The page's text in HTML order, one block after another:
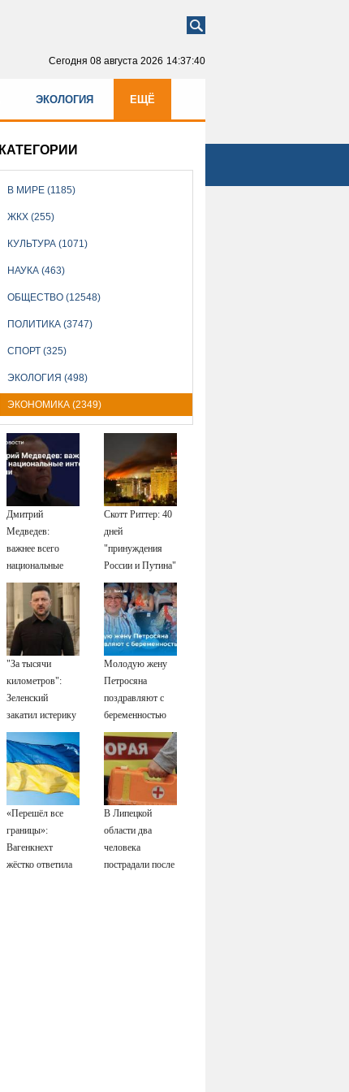
Сегодня 08 августа 2026 14:37:41
ЭКОЛОГИЯ ЕЩЁ
КАТЕГОРИИ
В МИРЕ (1185)
ЖКХ (255)
КУЛЬТУРА (1071)
НАУКА (463)
ОБЩЕСТВО (12548)
ПОЛИТИКА (3747)
СПОРТ (325)
ЭКОЛОГИЯ (498)
ЭКОНОМИКА (2349)
Дмитрий
Медведев:
важнее всего
национальные
интересы России
Скотт Риттер: 40
дней
"принуждения
России и Путина"
резко приблизили
крах режима
Зеленского
"За тысячи
километров":
Зеленский
закатил истерику
Западу после
ночного удара
Молодую жену
Петросяна
поздравляют с
беременностью
«Перешёл все
границы»:
Вагенкнехт
жёстко ответила
В Липецкой
области два
человека
пострадали после